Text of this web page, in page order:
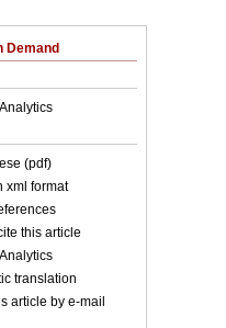
Demand
(pdf)
xml format
this article
translation
article by e-mail